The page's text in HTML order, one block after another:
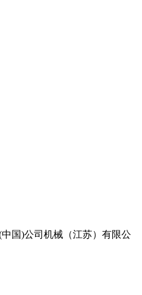
国)公司机械（江苏）有限公